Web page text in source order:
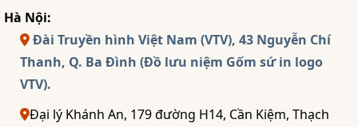
Hà Nội:
Đài Truyền hình Việt Nam (VTV), 43 Nguyễn Chí
Thanh, Q. Ba Đình (Đồ lưu niệm Gốm sứ in logo
VTV).
Đại lý Khánh An, 179 đường H14, Cần Kiệm, Thạch